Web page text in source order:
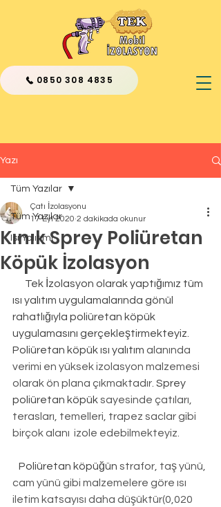
0850 308 4835
Yazı
Tüm Yazılar
Isı Yalıtımı
Tüm Yazılar
Kınık Sprey Poliüretan
Köpük İzolasyon
Çatı İzolasyonu
17 Eyl 2020 2 dakikada okunur
ısı yalıtım uygulamalarında gönül
rahatlığıyla poliüretan köpük
uygulamasını gerçekleştirmekteyiz.
Poliüretan köpük ısı yalıtım alanında
verimi en yüksek izolasyon malzemesi
olarak ön plana çıkmaktadır. Sprey
poliüretan köpük sayesinde çatıları,
terasları, temelleri, trapez saclar gibi
birçok alanı  izole edebilmekteyiz.
Poliüretan köpüğün strafor, taş yünü,
cam yünü gibi malzemelere göre ısı
iletim katsayısı daha düşüktür(0,020